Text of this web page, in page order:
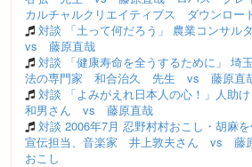
カルチャルクリエイティブス ダウンロー
対談 「土って何だろう」 農業コンサル
vs 藤原直哉
対談 「健康寿命を全うするために」
法の専門家 和合治久 先生 vs 藤原直
対談 「よみがえれ日本人の心！」人助
和男さん vs 藤原直哉
対談 2006年7月 忍野村村おこし・胡麻
宣伝担当、音楽家 井上敦夫さん vs 藤
おこし